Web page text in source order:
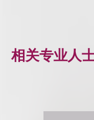
相关专业人